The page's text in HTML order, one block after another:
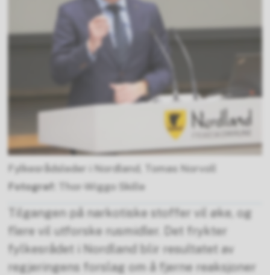
Fylkesrådsleder i Nordland, Tomas Norvoll
Thor-Wiggo Skille
Tilgangen på narkotiske stoffer vil øke, og
flere vil utforske rusmidler. Det frykter
fylkesrådet i Nordland blir resultatet av
regjeringens forslag om å fjerne reaksjoner